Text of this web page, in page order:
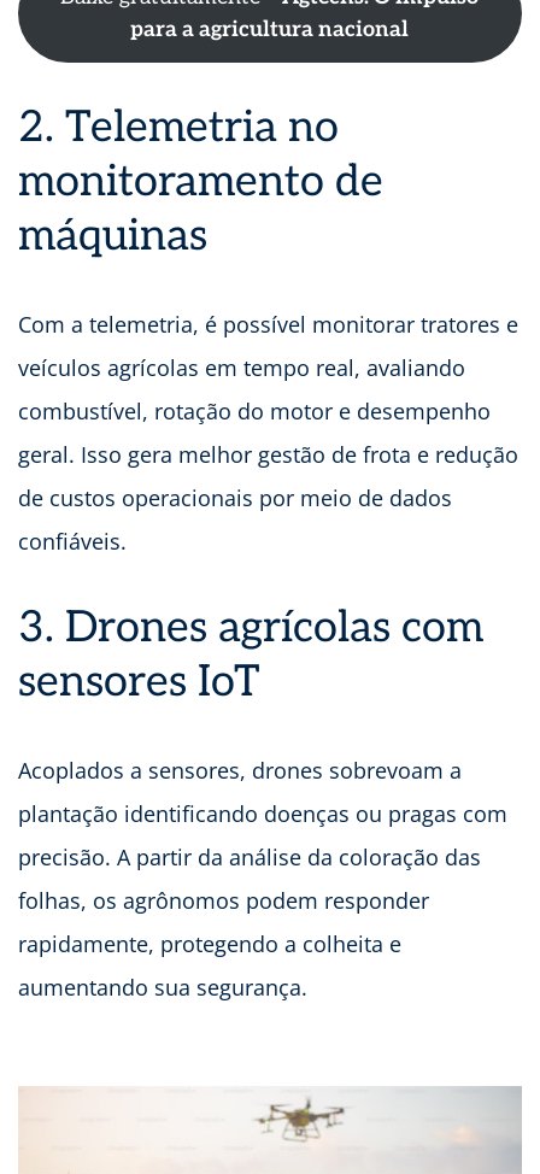
para a agricultura nacional
2. Telemetria no
monitoramento de
máquinas
Com a telemetria, é possível monitorar tratores e
veículos agrícolas em tempo real, avaliando
combustível, rotação do motor e desempenho
geral. Isso gera melhor gestão de frota e redução
de custos operacionais por meio de dados
confiáveis.
3. Drones agrícolas com
sensores IoT
Acoplados a sensores, drones sobrevoam a
plantação identificando doenças ou pragas com
precisão. A partir da análise da coloração das
folhas, os agrônomos podem responder
rapidamente, protegendo a colheita e
aumentando sua segurança.